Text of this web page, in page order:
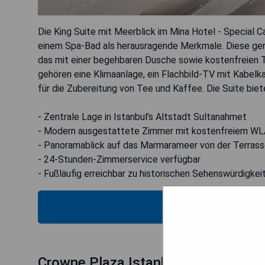
Die King Suite mit Meerblick im Mina Hotel - Special
einem Spa-Bad als herausragende Merkmale. Diese
das mit einer begehbaren Dusche sowie
gehören eine Klimaanlage, ein Flachbild-TV mit
für die Zubereitung von Tee und Kaffee. Die Suite
- Zentrale Lage in Istanbul’s Altstadt Sultanahmet
- Modern ausgestattete Zimmer mit kostenfreiem
- Panoramablick auf das Marmarameer von der
- 24-Stunden-Zimmerservice verfügbar
- Fußläufig erreichbar zu historischen